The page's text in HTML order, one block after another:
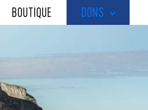
BOUTIQUE DONS